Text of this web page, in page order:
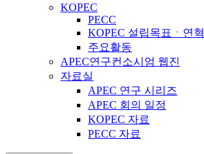
KOPEC
PECC
KOPEC 설립목표ㆍ연혁
주요활동
APEC연구컨소시엄 웹진
자료실
APEC 연구 시리즈
APEC 회의 일정
KOPEC 자료
PECC 자료